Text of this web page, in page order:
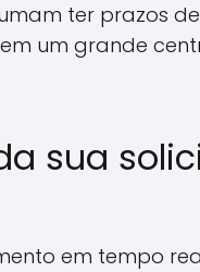
ter prazos
um grande
sua
em tempo